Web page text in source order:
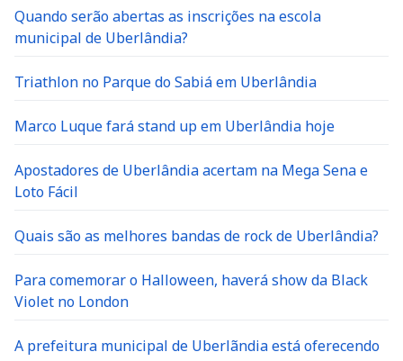
Quando serão abertas as inscrições na escola
municipal de Uberlândia?
Triathlon no Parque do Sabiá em Uberlândia
Marco Luque fará stand up em Uberlândia hoje
Apostadores de Uberlândia acertam na Mega Sena e
Loto Fácil
Quais são as melhores bandas de rock de Uberlândia?
Para comemorar o Halloween, haverá show da Black
Violet no London
A prefeitura municipal de Uberlãndia está oferecendo